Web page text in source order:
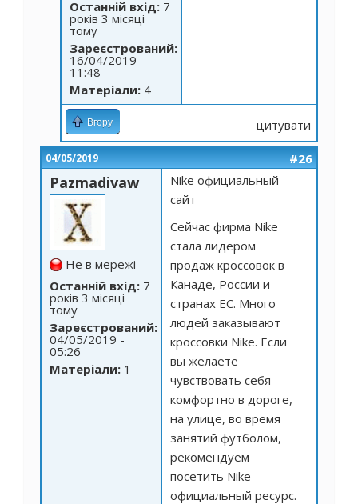
Останній вхід: 7
років 3 місяці
тому
Зареєстрований:
16/04/2019 -
11:48
Матеріали: 4
Вгору цитувати
04/05/2019 #26
Pazmadivaw
Не в мережі
Останній вхід: 7
років 3 місяці
тому
Зареєстрований:
04/05/2019 -
05:26
Матеріали: 1
Nike официальный
сайт
Сейчас фирма Nike
стала лидером
продаж кроссовок в
Канаде, России и
странах ЕС. Много
людей заказывают
кроссовки Nike. Если
вы желаете
чувствовать себя
комфортно в дороге,
на улице, во время
занятий футболом,
рекомендуем
посетить Nike
официальный ресурс.